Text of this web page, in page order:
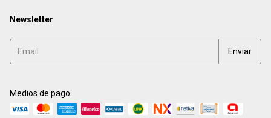
Newsletter
Medios de pago